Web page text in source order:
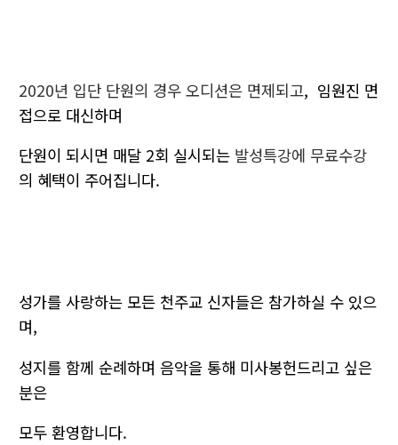
2020년 입단 단원의 경우 오디션은 면제되고, 임원진 면
접으로 대신하며
단원이 되시면 매달 2회 실시되는 발성특강에 무료수강
의 혜택이 주어집니다.
성가를 사랑하는 모든 천주교 신자들은 참가하실 수 있으
며,
성지를 함께 순례하며 음악을 통해 미사봉헌드리고 싶은
분은
모두 환영합니다.